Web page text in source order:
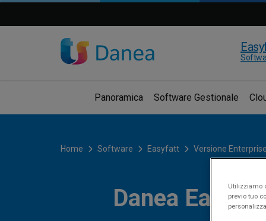
Panoramica Software Gestionale
Home Software Easyfatt Versione
Danea
Utilizziamo
previo tuo